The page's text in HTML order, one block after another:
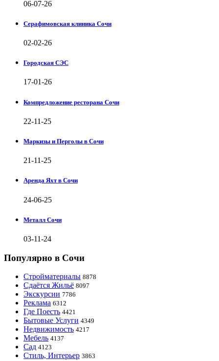
06-07-26
Серафимовская клиника Сочи
02-02-26
Городская СЭС
17-01-26
Компредложение ресторана Сочи
22-11-25
Маркизы и Перголы в Сочи
21-11-25
Аренда Яхт в Сочи
24-06-25
Металл Сочи
03-11-24
Популярно в Сочи
Стройматериалы 8878
Сдаётся Жильё 8097
Экскурсии 7786
Реклама 6312
Где Поесть 4421
Бытовые Услуги 4349
Недвижимость 4217
Мебель 4137
Сад 4123
Стиль, Интерьер 3863